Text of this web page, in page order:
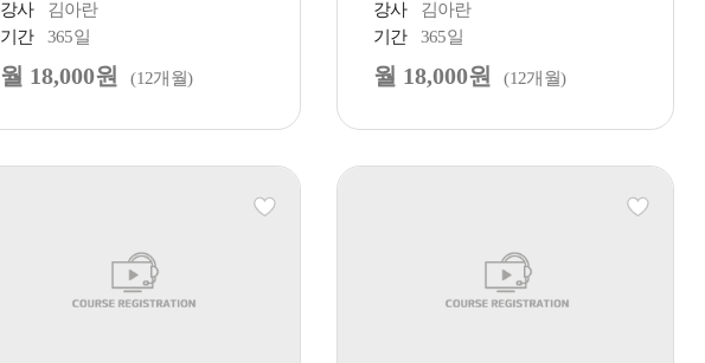
강사
김아란
기간
365일
월 18,000원 (12개월)
강사
김아란
기간
365일
월 18,000원 (12개월)